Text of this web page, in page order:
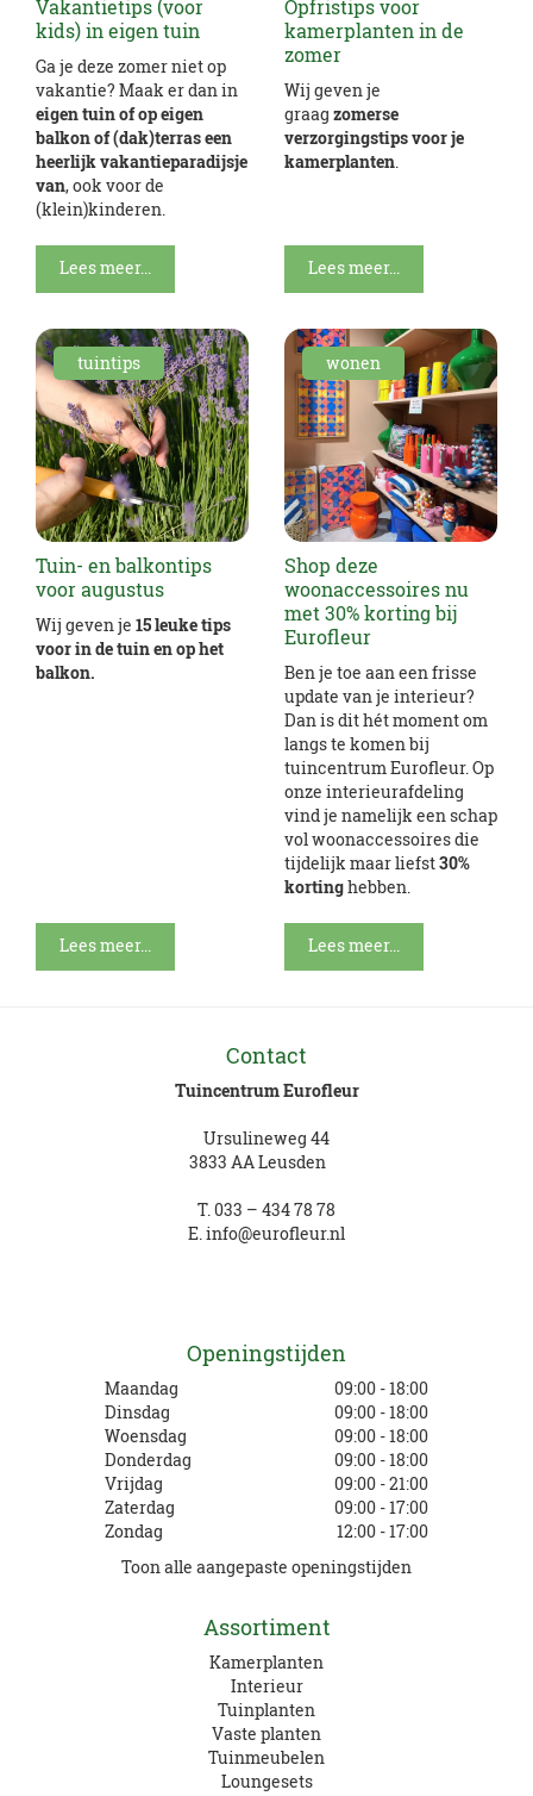
Vakantietips (voor
kids) in eigen tuin
Ga je deze zomer niet op
vakantie? Maak er dan in
eigen tuin of op eigen
balkon of (dak)terras een
heerlijk vakantieparadijsje
van, ook voor de
(klein)kinderen.
Lees meer...
Opfristips voor
kamerplanten in de
zomer
Wij geven je
graag zomerse
verzorgingstips voor je
kamerplanten
Lees meer...
tuintips
Tuin- en balkontips
voor augustus
Wij geven je 15 leuke tips
voor in de tuin en op het
balkon.
Lees meer...
wonen
Shop deze
woonaccessoires nu
met 30% korting bij
Eurofleur
Ben je toe aan een frisse
update van je interieur?
Dan is dit hét moment om
langs te komen bij
tuincentrum Eurofleur. Op
onze interieurafdeling
vind je namelijk een schap
vol woonaccessoires die
tijdelijk maar liefst30%
kortinghebben.
Lees meer...
Contact
Tuincentrum Eurofleur
Ursulineweg 44
3833 AA Leusden
T. 033 – 434 78 78
E. info@eurofleur.nl
Openingstijden
Maandag
09:00 - 18:00
Dinsdag
09:00 - 18:00
Woensdag
09:00 - 18:00
Donderdag
09:00 - 18:00
Vrijdag
09:00 - 21:00
Zaterdag
09:00 - 17:00
Zondag
12:00 - 17:00
Toon alle aangepaste openingstijden
Assortiment
Kamerplanten
Interieur
Tuinplanten
Vaste planten
Tuinmeubelen
Loungesets